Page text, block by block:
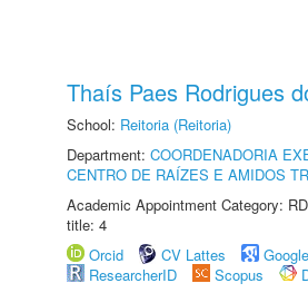
Thaís Paes Rodrigues
School: Reitoria (Reitoria)
Department: COORDENADORIA
CENTRO DE RAÍZES E AMIDOS
Academic Appointment Category:
title: 4
Orcid
CV Lattes
ResearcherID
Scopus